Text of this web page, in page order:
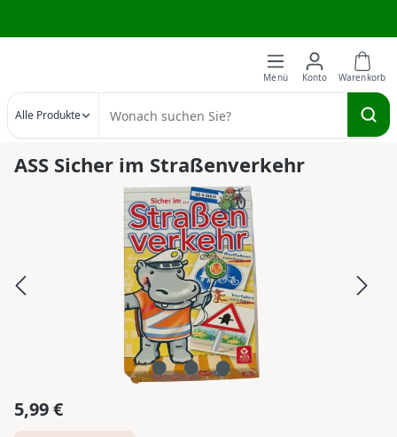
Alle Produkte
ASS Sicher im Straßenverkehr
Bildergalerie überspringen
Regulärer Preis:
5,99 €